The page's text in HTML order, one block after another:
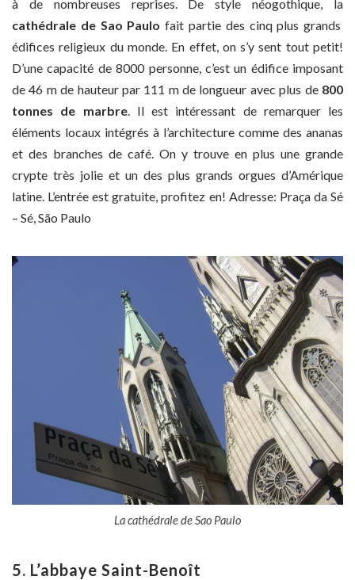
à de nombreuses reprises. De style néogothique, la
cathédrale de Sao Paulo fait partie des cinq plus grands
édifices religieux du monde. En effet, on s’y sent tout petit!
D’une capacité de 8000 personne, c’est un édifice imposant
de 46 m de hauteur par 111 m de longueur avec plus de 800
tonnes de marbre. Il est intéressant de remarquer les
éléments locaux intégrés à l’architecture comme des ananas
et des branches de café. On y trouve en plus une grande
crypte très jolie et un des plus grands orgues d’Amérique
latine. L’entrée est gratuite, profitez en! Adresse: Praça da Sé
– Sé, São Paulo
La cathédrale de Sao Paulo
5. L’abbaye Saint-Benoît